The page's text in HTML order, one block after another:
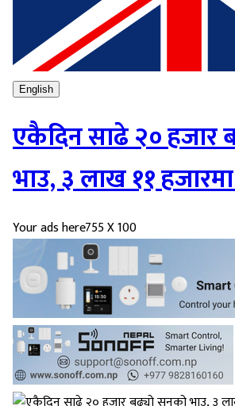
English
एकैदिन साढे २० हजार
भाउ, ३ लाख ११
Your ads here755 X 100